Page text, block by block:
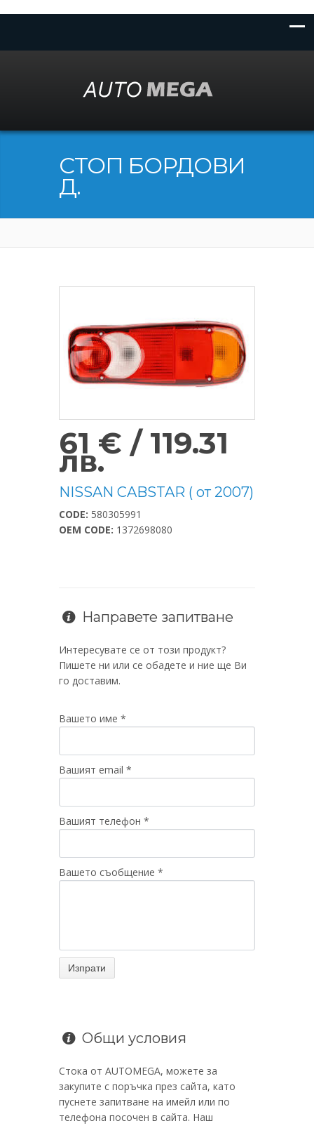
СТОП БОРДОВИ
Д.
61 € / 119.31
лв.
NISSAN CABSTAR ( от 2007)
CODE: 580305991
OEM CODE: 1372698080
Направете запитване
Интересувате се от този продукт?
Пишете ни или се обадете и ние ще Ви
го доставим.
Вашето име *
Вашият email *
Вашият телефон *
Вашето съобщение *
Общи условия
Стока от AUTOMEGA, можете за
закупите с поръчка през сайта, като
пуснете запитване на имейл или по
телефона посочен в сайта. Наш